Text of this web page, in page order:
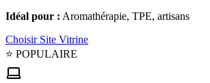
Idéal pour : Aromathérapie, TPE, artisans
Choisir Site Vitrine
⭐ POPULAIRE